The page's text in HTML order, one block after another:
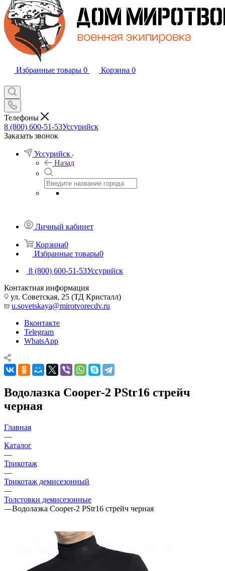
Избранные товары 0 Корзина 0
Телефоны
8 (800) 600-51-53Уссурийск
Заказать звонок
Уссурийск
Назад
Личный кабинет
Корзина0
Избранные товары0
8 (800) 600-51-53Уссурийск
Контактная информация
ул. Советская, 25 (ТД Кристалл)
u.sovetskaya@mirotvorecdv.ru
Вконтакте
Telegram
WhatsApp
Водолазка Cooper-2 PStr16 стрейч
черная
Главная
—
Каталог
—
Трикотаж
—
Трикотаж демисезонный
—
Толстовки демисезонные
—Водолазка Cooper-2 PStr16 стрейч черная